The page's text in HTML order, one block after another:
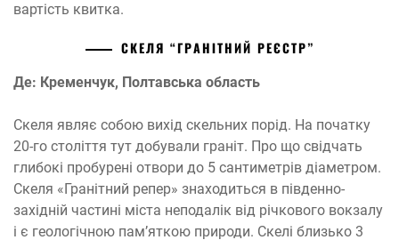
вартість квитка.
СКЕЛЯ “ГРАНІТНИЙ РЕЄСТР”
Де: Кременчук, Полтавська область
Скеля являє собою вихід скельних порід. На початку
20-го століття тут добували граніт. Про що свідчать
глибокі пробурені отвори до 5 сантиметрів діаметром.
Скеля «Гранітний репер» знаходиться в південно-
західній частині міста неподалік від річкового вокзалу
і є геологічною пам’яткою природи. Скелі близько 3